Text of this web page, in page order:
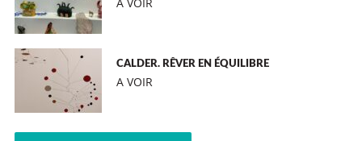
A VOIR
CALDER. RÊVER EN ÉQUILIBRE
A VOIR